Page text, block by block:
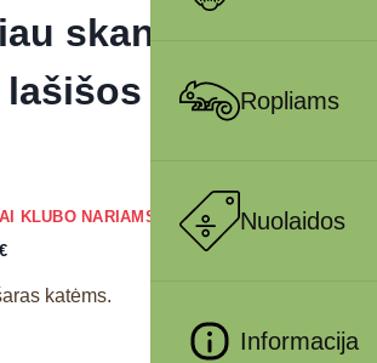
Ropliams
Nuolaidos
Informacija
skanėstai
lašišos gabalėliai
KLUBO NARIAMS 2.18 € !
€
katėms.